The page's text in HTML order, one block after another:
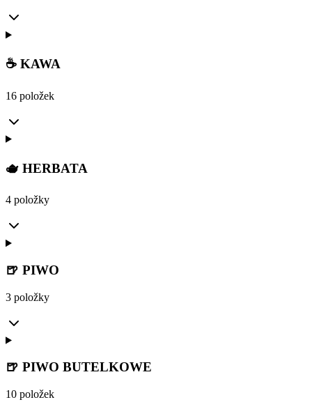
☕ KAWA
16 položek
🫖 HERBATA
4 položky
🍺 PIWO
3 položky
🍺 PIWO BUTELKOWE
10 položek